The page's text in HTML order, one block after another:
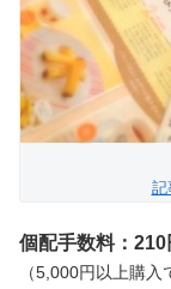
記
個配手数料：210
（5,000円以上購入